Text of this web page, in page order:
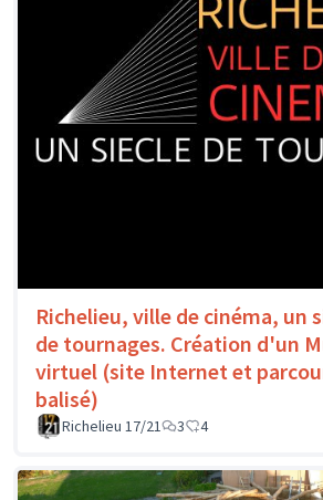
Richelieu, ville de cinéma, un
de tournages. Création d'un
virtuel (site Internet et
balisé)
Richelieu 17/21 3 4